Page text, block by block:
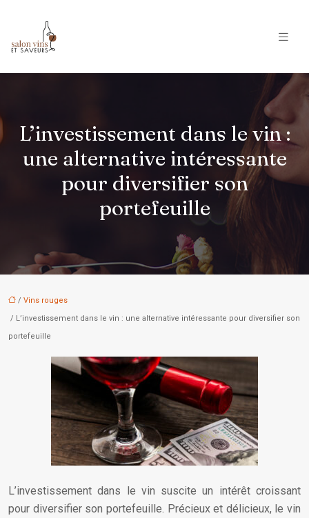
L’investissement dans le vin :
une alternative intéressante
pour diversifier son
portefeuille
/ Vins rouges
/ L’investissement dans le vin : une alternative intéressante pour diversifier son
portefeuille
L’investissement dans le vin suscite un intérêt croissant
pour diversifier son portefeuille. Précieux et délicieux, le vin